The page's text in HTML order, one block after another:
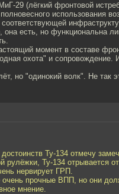
29 (лёгкий фронтовой
использования
есть, но функциональна
момент в составе
охота" и сопровождение.
но "одинокий волк". Не так
Ту-134 отмечу
рулёжки, Ту-134 отрывается
нервирует ГРП.
очень прочные ВПП, но они
мнение.